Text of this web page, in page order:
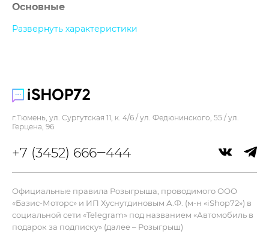
Основные
Прочее
Развернуть характеристики
+7 (3452) 666‒444
г.Тюмень, ул. Сургутская 11, к. 4/6 / ул. Федюнинского, 55 / ул.
Герцена, 96
Официальные правила Розыгрыша, проводимого ООО
«Базис-Моторс» и ИП Хуснутдиновым А.Ф. (м-н «iShop72») в
социальной сети «Telegram» под названием «Автомобиль в
подарок за подписку» (далее – Розыгрыш)